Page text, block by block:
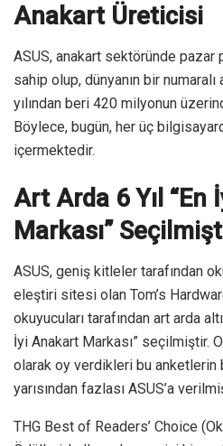
Anakart Üreticisi
ASUS, anakart sektöründe pazar
sahip olup, dünyanın bir
yılından beri 420 milyonun
Böylece, bugün, her üç
içermektedir.
Art Arda 6 Yıl “En
Markası”
ASUS, geniş kitleler tarafından
eleştiri sitesi olan Tom’s
okuyucuları tarafından art arda
İyi Anakart Markası” seçilmiştir.
olarak oy verdikleri bu anketlerin
yarısından fazlası ASUS’a
THG Best of Readers’ Choice